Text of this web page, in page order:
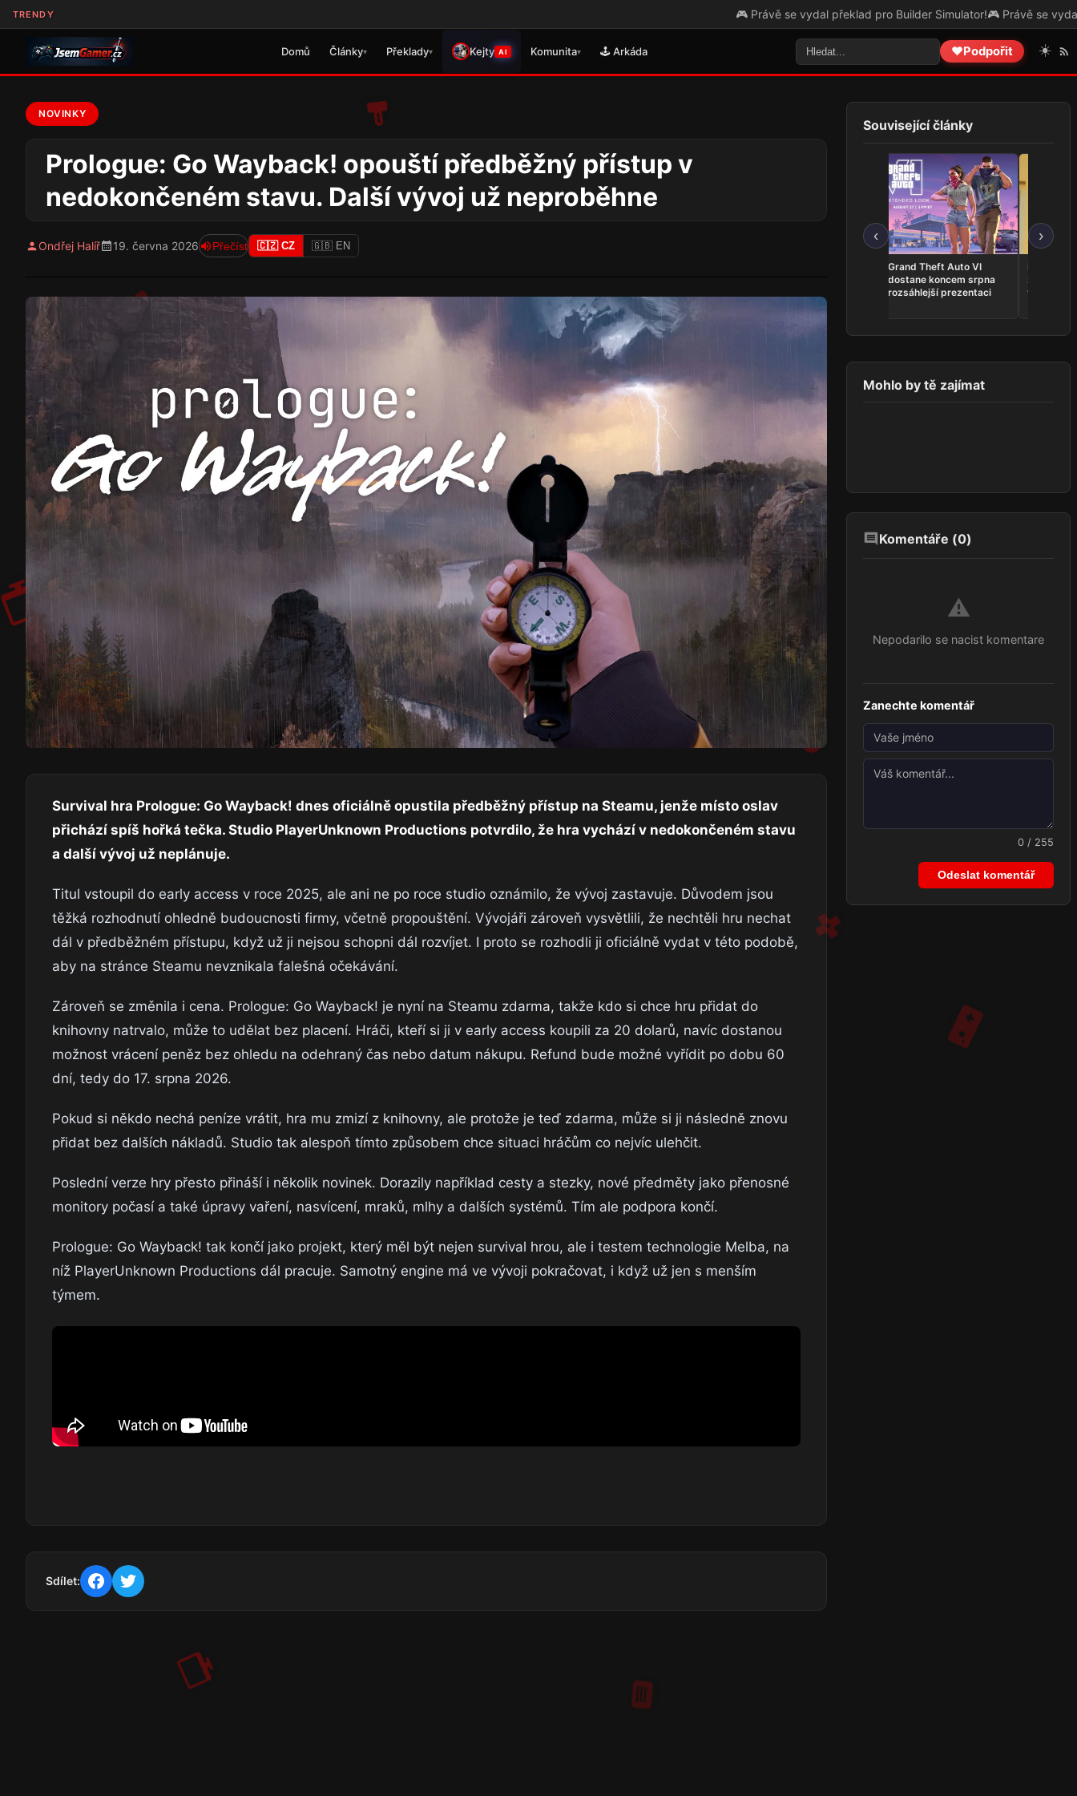
TRENDY 🎮 Právě se vydal překlad pro Builder Simulator!🎮 Právě se vydal překlad pro
Domů Články▾ Překlady▾ Kejty AI Komunita▾ 🕹️ Arkáda ❤️Podpořit ☀️
NOVINKY
Prologue: Go Wayback! opouští předběžný přístup v
nedokončeném stavu. Další vývoj už neproběhne
Ondřej Halíř 19. června 2026 Přečíst 🇨🇿 CZ 🇬🇧 EN
Survival hra Prologue: Go Wayback! dnes oficiálně opustila předběžný přístup na Steamu, jenže místo oslav
přichází spíš hořká tečka. Studio PlayerUnknown Productions potvrdilo, že hra vychází v nedokončeném stavu
a další vývoj už neplánuje.
Titul vstoupil do early access v roce 2025, ale ani ne po roce studio oznámilo, že vývoj zastavuje. Důvodem jsou
těžká rozhodnutí ohledně budoucnosti firmy, včetně propouštění. Vývojáři zároveň vysvětlili, že nechtěli hru nechat
dál v předběžném přístupu, když už ji nejsou schopni dál rozvíjet. I proto se rozhodli ji oficiálně vydat v této podobě,
aby na stránce Steamu nevznikala falešná očekávání.
Zároveň se změnila i cena. Prologue: Go Wayback! je nyní na Steamu zdarma, takže kdo si chce hru přidat do
knihovny natrvalo, může to udělat bez placení. Hráči, kteří si ji v early access koupili za 20 dolarů, navíc dostanou
možnost vrácení peněz bez ohledu na odehraný čas nebo datum nákupu. Refund bude možné vyřídit po dobu 60
dní, tedy do 17. srpna 2026.
Pokud si někdo nechá peníze vrátit, hra mu zmizí z knihovny, ale protože je teď zdarma, může si ji následně znovu
přidat bez dalších nákladů. Studio tak alespoň tímto způsobem chce situaci hráčům co nejvíc ulehčit.
Poslední verze hry přesto přináší i několik novinek. Dorazily například cesty a stezky, nové předměty jako přenosné
monitory počasí a také úpravy vaření, nasvícení, mraků, mlhy a dalších systémů. Tím ale podpora končí.
Prologue: Go Wayback! tak končí jako projekt, který měl být nejen survival hrou, ale i testem technologie Melba, na
níž PlayerUnknown Productions dál pracuje. Samotný engine má ve vývoji pokračovat, i když už jen s menším
týmem.
Sdílet:
Související články
‹
Grand Theft Auto VI
dostane koncem srpna
rozsáhlejší prezentaci
z
vlastní
›
Mohlo by tě zajímat
Komentáře (0)
⚠️
Nepodarilo se nacist komentare
Zanechte komentář
0 / 255
Odeslat komentář